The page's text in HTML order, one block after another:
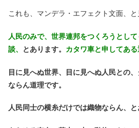
これも、マンデラ・エフェクト文面、と
人民のみで、世界連邦をつくろうとし
談、
とあります。 カタワ車と申してある
目に見へぬ世界、目に見へぬ人民との
ならん道理です。
人民同士の横糸だけでは織物ならん、と